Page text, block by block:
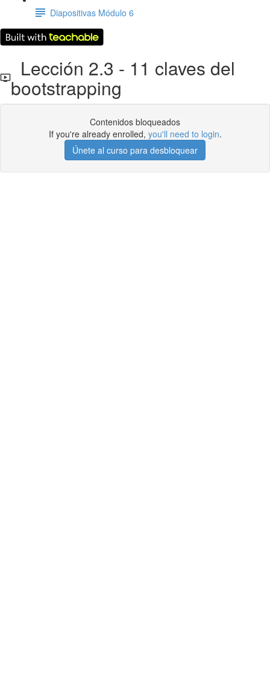
Diapositivas Módulo 6
Lección 2.3 - 11 claves del
bootstrapping
Contenidos bloqueados
If you're already enrolled, you'll need to login.
Únete al curso para desbloquear